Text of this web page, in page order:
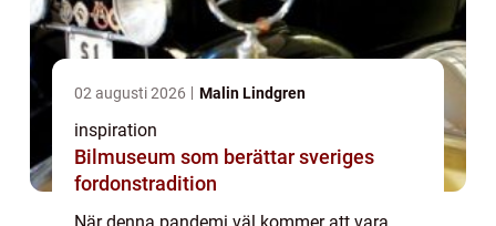
02 augusti 2026 Malin Lindgren
inspiration
Bilmuseum som berättar sveriges
fordonstradition